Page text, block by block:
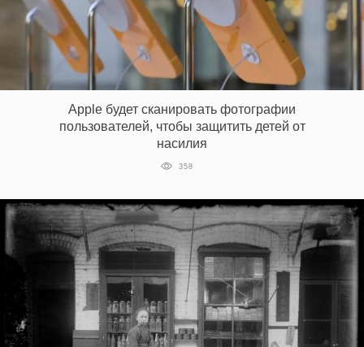
Apple будет сканировать фотографии
пользователей, чтобы защитить детей от
насилия
358